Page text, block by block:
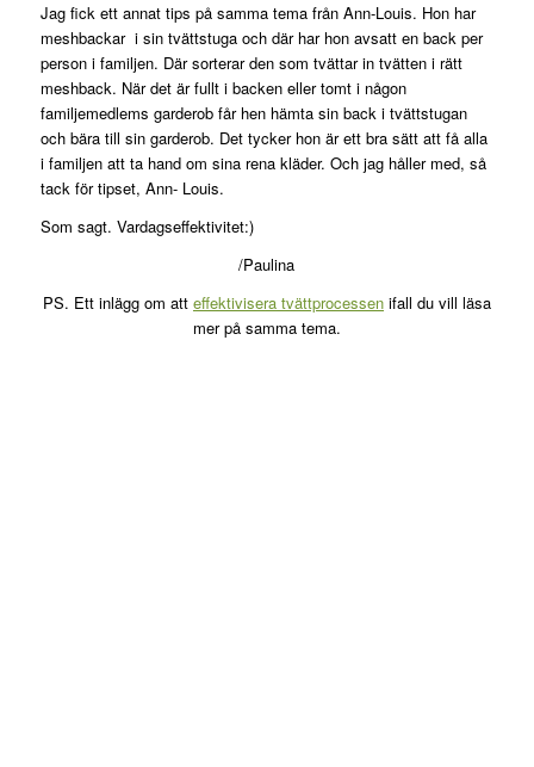
Jag fick ett annat tips på samma tema från Ann-Louis. Hon har
meshbackar i sin tvättstuga och där har hon avsatt en back per
person i familjen. Där sorterar den som tvättar in tvätten i rätt
meshback. När det är fullt i backen eller tomt i någon
familjemedlems garderob får hen hämta sin back i tvättstugan
och bära till sin garderob. Det tycker hon är ett bra sätt att få alla
i familjen att ta hand om sina rena kläder. Och jag håller med, så
tack för tipset, Ann- Louis.
Som sagt. Vardagseffektivitet:)
/Paulina
PS. Ett inlägg om att effektivisera tvättprocessenifall du vill läsa
mer på samma tema.